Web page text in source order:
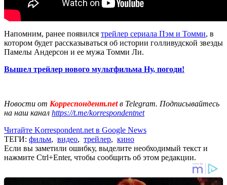
Напомним, ранее появился трейлер сериала Пэм и Томми, в
котором будет рассказываться об истории голливудской звезды
Памелы Андерсон и ее мужа Томми Ли.
Вышел трейлер нового мультфильма Ну, погоди!
Новости от Корреспондент.netв Telegram. Подписывайтесь
на наш канал https://t.me/korrespondentnet
Читайте Korrespondent.net в Google News
ТЕГИ: фильм, видео, трейлер, кино
Если вы заметили ошибку, выделите необходимый текст и
нажмите Ctrl+Enter, чтобы сообщить об этом редакции.